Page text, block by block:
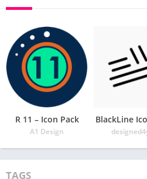
R 11 – Icon Pack
A1 Design
BlackLine
TAGS